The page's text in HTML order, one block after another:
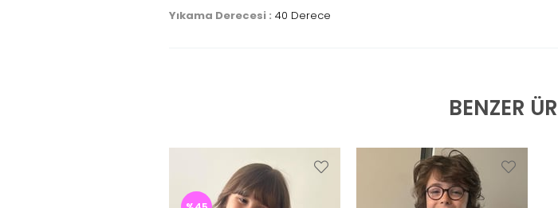
Yıkama Derecesi : 40 Derece
BENZER